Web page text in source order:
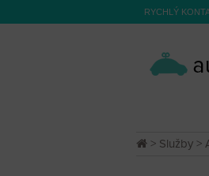
RYCHLÝ
> Služby >